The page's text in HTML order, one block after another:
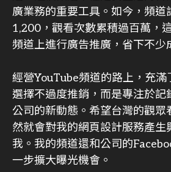
廣業務的重要工具。如今，頻道
1,200，觀看次數累積過百萬，
頻道上進行廣告推廣，省下不少
經營YouTube頻道的路上，充滿
選擇不過度推銷，而是專注於記
公司的新動態。希望台灣的觀眾
然就會對我的網頁設計服務產生
我。我的頻道還和公司的
一步擴大曝光機會。